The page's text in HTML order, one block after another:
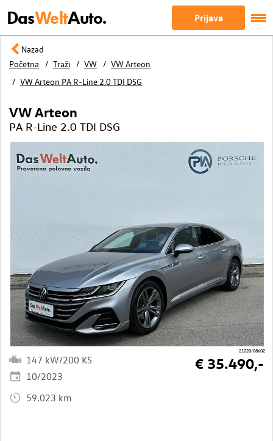
DasWeltAuto. Prijava
Nazad
Početna
Traži VW
VW Arteon
VW Arteon PA R-Line 2.0 TDI DSG
21020/08602
VW Arteon
PA R-Line 2.0 TDI DSG
147 kW/200 KS
10/2023
59.023 km
€ 35.490,-